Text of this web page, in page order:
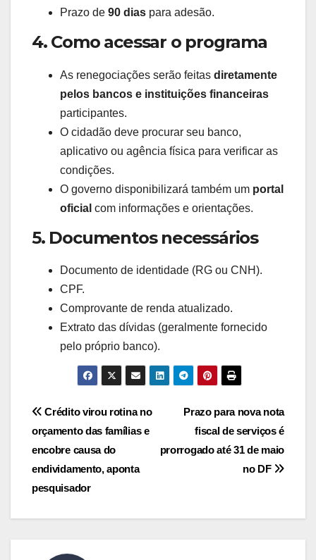
Prazo de 90 dias para adesão.
4. Como acessar o programa
As renegociações serão feitas diretamente
pelos bancos e instituições financeiras
participantes.
O cidadão deve procurar seu banco,
aplicativo ou agência física para verificar as
condições.
O governo disponibilizará também um portal
oficial com informações e orientações.
5. Documentos necessários
Documento de identidade (RG ou CNH).
CPF.
Comprovante de renda atualizado.
Extrato das dívidas (geralmente fornecido
pelo próprio banco).
Navegação
de
Post
Prazo para nova nota
fiscal de serviços é
prorrogado até 31 de maio
no DF
Crédito virou rotina no
orçamento das famílias e
encobre causa do
endividamento, aponta
pesquisador